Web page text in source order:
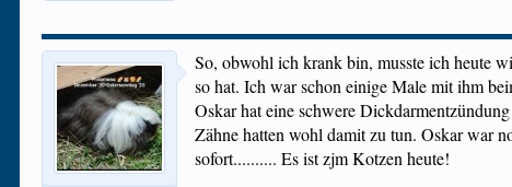
So, obwohl ich krank bin, musste ich heute
so hat. Ich war schon einige Male mit ihm
Oskar hat eine schwere
Zähne hatten wohl damit zu tun. Oskar war
sofort.......... Es ist zjm Kotzen heute!